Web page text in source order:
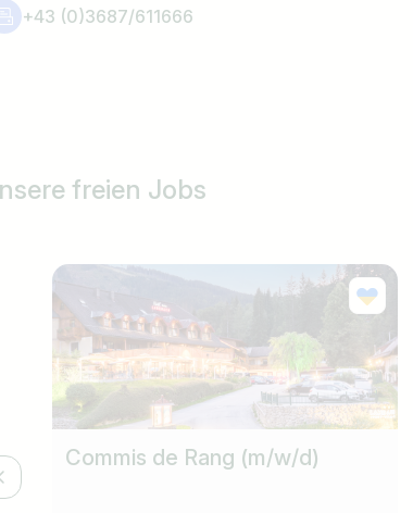
+43 (0)3687/611666
freien Jobs
Commis de Rang (m/w/d)